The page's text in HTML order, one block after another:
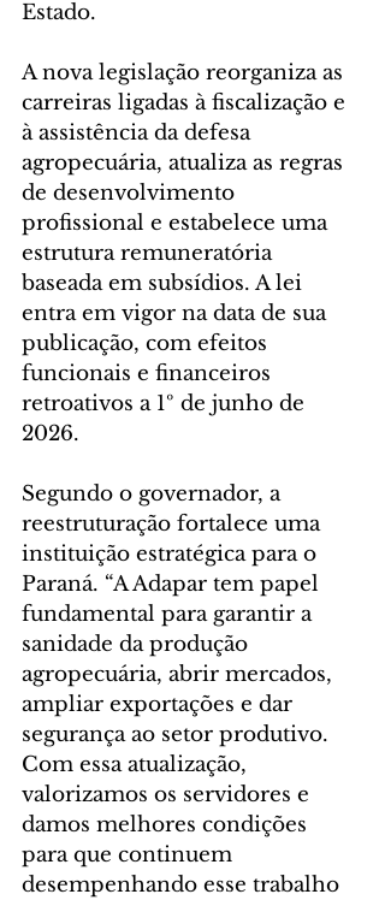
Estado.
A nova legislação reorganiza as
carreiras ligadas à fiscalização e
à assistência da defesa
agropecuária, atualiza as regras
de desenvolvimento
profissional e estabelece uma
estrutura remuneratória
baseada em subsídios. A lei
entra em vigor na data de sua
publicação, com efeitos
funcionais e financeiros
retroativos a 1º de junho de
2026.
Segundo o governador, a
reestruturação fortalece uma
instituição estratégica para o
Paraná. “A Adapar tem papel
fundamental para garantir a
sanidade da produção
agropecuária, abrir mercados,
ampliar exportações e dar
segurança ao setor produtivo.
Com essa atualização,
valorizamos os servidores e
damos melhores condições
para que continuem
desempenhando esse trabalho